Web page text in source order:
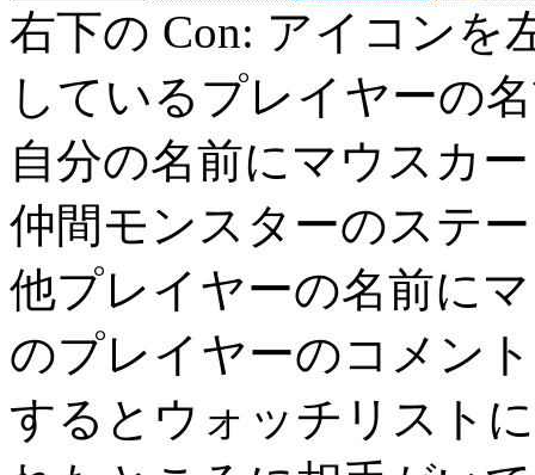
右下の Con: アイコンを
しているプレイヤーの
自分の名前にマウスカ
仲間モンスターのステ
他プレイヤーの名前に
のプレイヤーのコメン
するとウォッチリスト